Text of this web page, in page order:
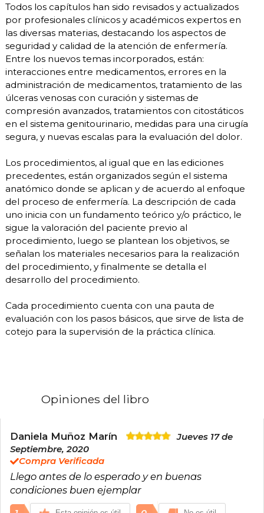
Todos los capítulos han sido revisados y actualizados
por profesionales clínicos y académicos expertos en
las diversas materias, destacando los aspectos de
seguridad y calidad de la atención de enfermería.
Entre los nuevos temas incorporados, están:
interacciones entre medicamentos, errores en la
administración de medicamentos, tratamiento de las
úlceras venosas con curación y sistemas de
compresión avanzados, tratamientos con citostáticos
en el sistema genitourinario, medidas para una cirugía
segura, y nuevas escalas para la evaluación del dolor.
Los procedimientos, al igual que en las ediciones
precedentes, están organizados según el sistema
anatómico donde se aplican y de acuerdo al enfoque
del proceso de enfermería. La descripción de cada
uno inicia con un fundamento teórico y/o práctico, le
sigue la valoración del paciente previo al
procedimiento, luego se plantean los objetivos, se
señalan los materiales necesarios para la realización
del procedimiento, y finalmente se detalla el
desarrollo del procedimiento.
Cada procedimiento cuenta con una pauta de
evaluación con los pasos básicos, que sirve de lista de
cotejo para la supervisión de la práctica clínica.
Opiniones del libro
Daniela Muñoz Marín
Jueves 17 de
Septiembre, 2020
Compra Verificada
Llego antes de lo esperado y en buenas
condiciones buen ejemplar